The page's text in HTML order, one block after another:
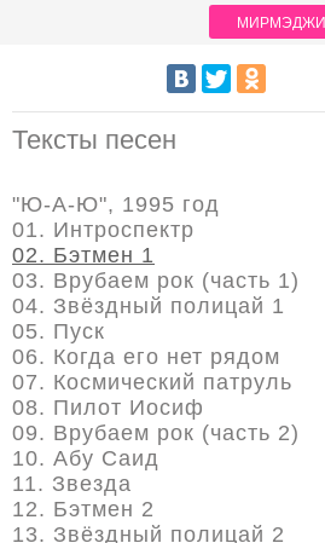
Тексты песен
"Ю-А-Ю", 1995 год
01. Интроспектр
02. Бэтмен 1
03. Врубаем рок (часть 1)
04. Звёздный полицай 1
05. Пуск
06. Когда его нет рядом
07. Космический патруль
08. Пилот Иосиф
09. Врубаем рок (часть 2)
10. Абу Саид
11. Звезда
12. Бэтмен 2
13. Звёздный полицай 2
МИРМЭДЖИ